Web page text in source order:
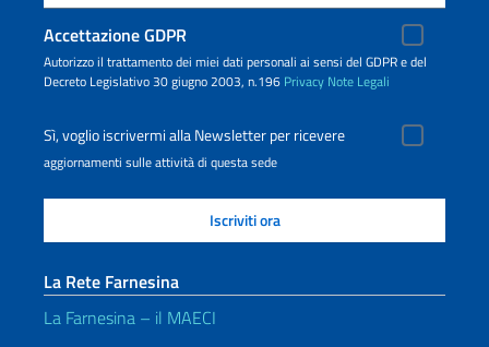
Accettazione GDPR
Autorizzo il trattamento dei miei dati personali ai sensi del GDPR e del
Decreto Legislativo 30 giugno 2003, n.196 Privacy Note Legali
Sì, voglio iscrivermi alla Newsletter per ricevere
aggiornamenti sulle attività di questa sede
La Rete Farnesina
La Farnesina – il MAECI